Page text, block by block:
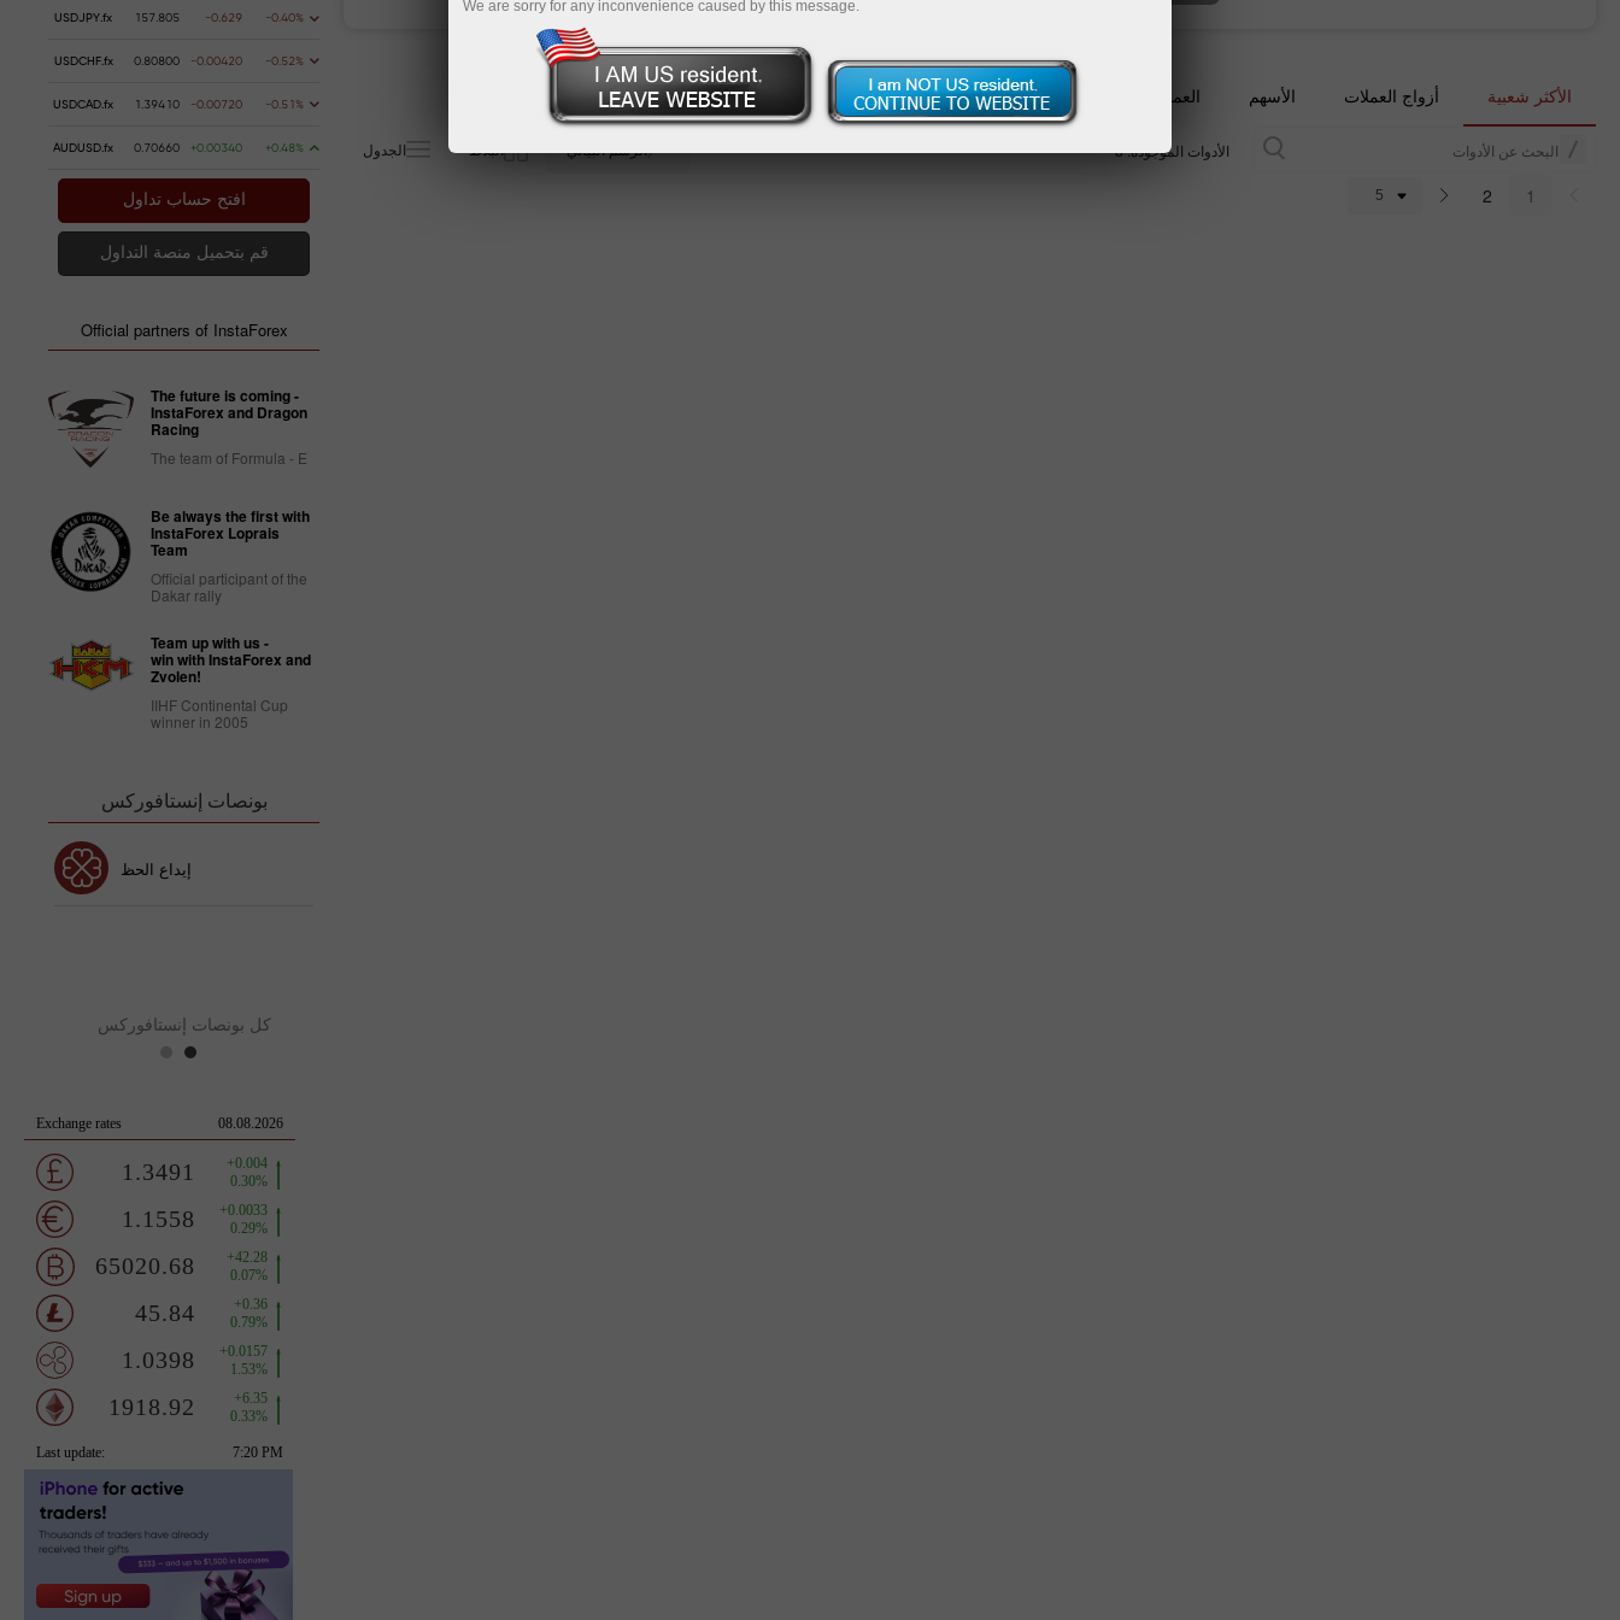
الأكثر شعبية أزواج العملات الأسهم العملات المشفرة المعادن المؤشرات العقود المستقبلية
الأدوات الموجودة: 8 الرسم البياني البلاط الجدول
1
2
USDJPY.fx 157.805 -0.629 -0.40%
USDCHF.fx 0.80800 -0.00420 -0.52%
USDCAD.fx 1.39410 -0.00720 -0.51%
AUDUSD.fx 0.70660 +0.00340 +0.48%
افتح حساب تداول
قم بتحميل منصة التداول
Official partners of InstaForex
The future is coming -
InstaForex and Dragon
Racing
The team of Formula - E
Be always the first with
InstaForex Loprais
Team
Official participant of the
Dakar rally
Team up with us -
win with InstaForex and
Zvolen!
IIHF Continental Cup
winner in 2005
بونصات إنستافوركس
إيداع الحظ
كل بونصات إنستافوركس
We are sorry for any inconvenience caused by this message.